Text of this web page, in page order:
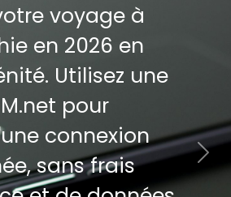
voyage à
en 2026 en
Utilisez une
pour
connexion
sans frais
voyage à
en 2026 en
Utilisez une
pour
connexion
sans frais
Next